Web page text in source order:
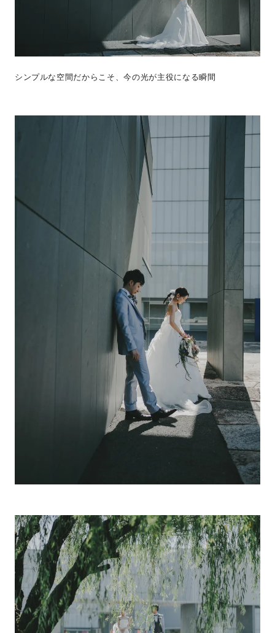
シンプルな空間だからこそ、今の光が主役になる瞬間